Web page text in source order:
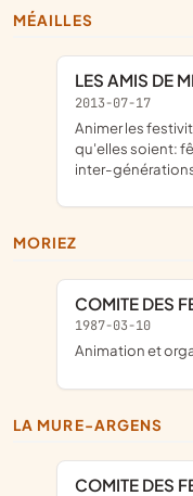
MÉAILLES
LES AMIS DE
2013-07-17
animer les festivités du village, de quelque nature
qu'elles soient:
inter-
MORIEZ
COMITE DES
1987-03-10
animation et
LA MURE-ARGENS
COMITE DES